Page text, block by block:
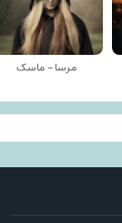
مرسا - ماسک